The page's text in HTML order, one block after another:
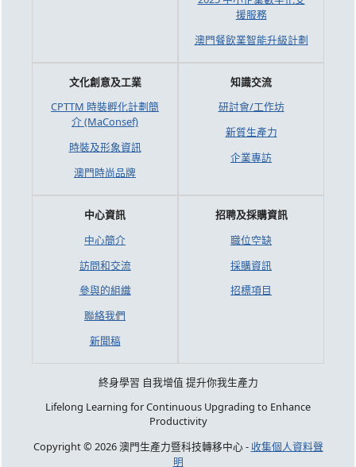
援服務
澳門餐飲業智能升級計劃
文化創意及工業
CPTTM 時裝孵化計劃簡
介 (MaConsef)
時裝及形象資訊
澳門時尚品牌
知識交流
研討會/工作坊
新質生產力
企業專訪
中心資訊
中心簡介
訪問和交流
參與的組織
聯絡我們
新聞稿
招聘及採購資訊
職位空缺
採購資訊
招標項目
終身學習 自我增值 提升你我生產力
Lifelong Learning for Continuous Upgrading to Enhance
Productivity
Copyright © 2026 澳門生產力暨科技轉移中心 - 收集個人資料聲
明